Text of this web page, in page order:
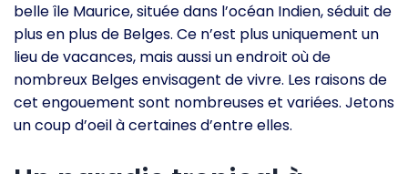
belle île Maurice, située dans l’océan Indien, séduit de
plus en plus de Belges. Ce n’est plus uniquement un
lieu de vacances, mais aussi un endroit où de
nombreux Belges envisagent de vivre. Les raisons de
cet engouement sont nombreuses et variées. Jetons
un coup d’oeil à certaines d’entre elles.